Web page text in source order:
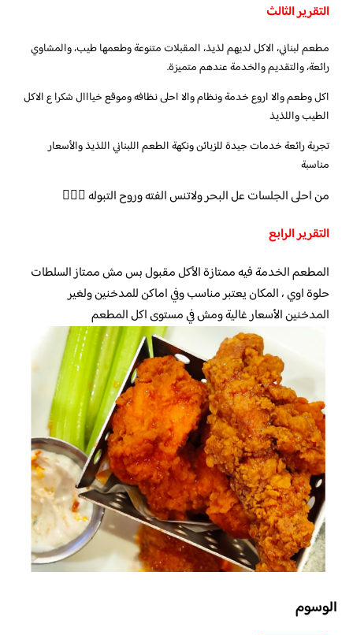
التقرير الثالث
مطعم لبناني، الاكل لديهم لذيذ، المقبلات متنوعة وطعمها طيب، والمشاوي
رائعة، والتقديم والخدمة عندهم متميزة.
اكل وطعم والا اروع خدمة ونظام والا احلى نظافه وموقع خيااال شكرا ع الاكل
الطيب واللذيذ
تجربة رائعة خدمات جيدة للزبائن ونكهة الطعم اللبناني اللذيذ والأسعار
مناسبة
من احلى الجلسات عل البحر ولاتنس الفته وروح التبوله 👌🏼🌹
التقرير الرابع
المطعم الخدمة فيه ممتازة الأكل مقبول بس مش ممتاز السلطات
حلوة اوي ، المكان يعتبر مناسب وفي اماكن للمدخنين ولغير
المدخنين الأسعار غالية ومش في مستوى اكل المطعم
الوسوم